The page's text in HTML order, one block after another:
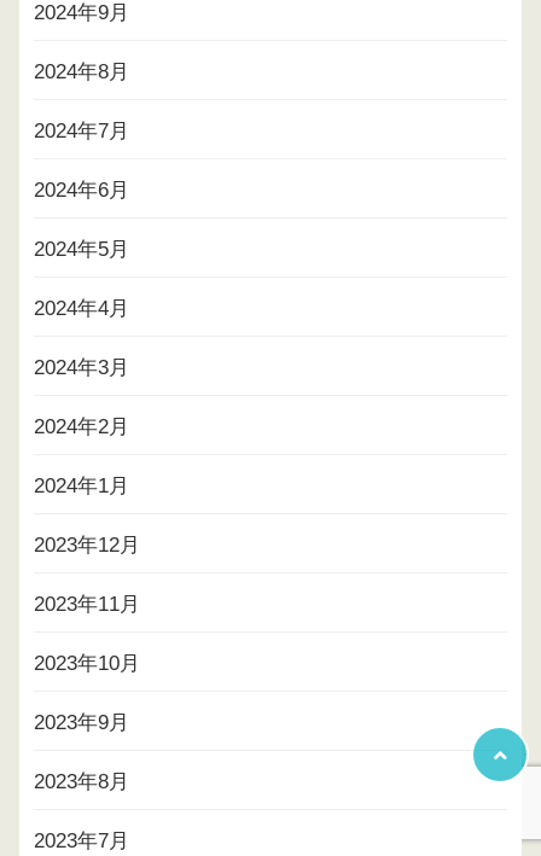
2024年9月
2024年8月
2024年7月
2024年6月
2024年5月
2024年4月
2024年3月
2024年2月
2024年1月
2023年12月
2023年11月
2023年10月
2023年9月
2023年8月
2023年7月